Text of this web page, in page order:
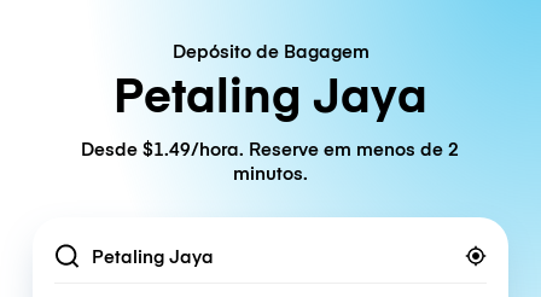
Depósito de Bagagem
Petaling Jaya
Desde $1.49/hora. Reserve em menos de 2
minutos.
Location